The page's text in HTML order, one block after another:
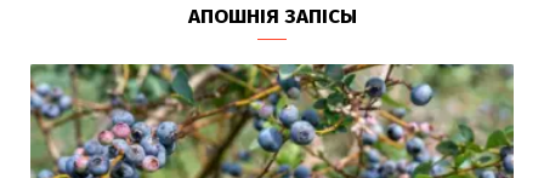
АПОШНІЯ ЗАПІСЫ